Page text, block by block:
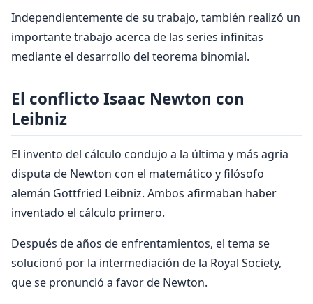
Independientemente de su trabajo, también realizó un
importante trabajo acerca de las series infinitas
mediante el desarrollo del teorema binomial.
El conflicto Isaac Newton con
Leibniz
El invento del cálculo condujo a la última y más agria
disputa de Newton con el matemático y filósofo
alemán Gottfried Leibniz. Ambos afirmaban haber
inventado el cálculo primero.
Después de años de enfrentamientos, el tema se
solucionó por la intermediación de la Royal Society,
que se pronunció a favor de Newton.